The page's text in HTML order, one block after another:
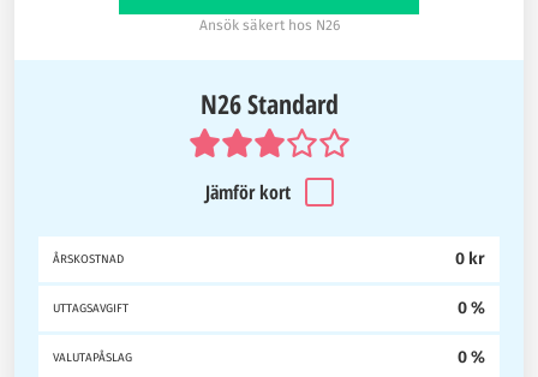
Ansök säkert hos N26
N26 Standard
Jämför kort
ÅRSKOSTNAD 0 kr
UTTAGSAVGIFT 0 %
VALUTAPÅSLAG 0 %